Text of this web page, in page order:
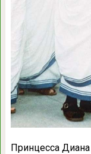
Принцесса